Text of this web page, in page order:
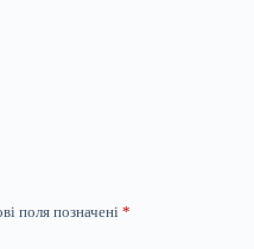
поля позначені *